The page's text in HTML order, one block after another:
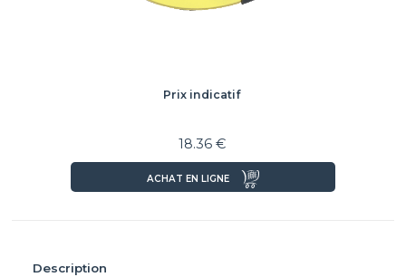
Description
Prix indicatif
18.36 €
ACHAT EN LIGNE